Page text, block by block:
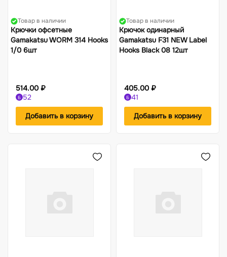
Товар в наличии
Крючки офсетные
Gamakatsu WORM 314 Hooks
1/0 6шт
514.00 ₽
Б 52
Добавить в корзину
Товар в наличии
Крючок одинарный
Gamakatsu F31 NEW Label
Hooks Black 08 12шт
405.00 ₽
Б 41
Добавить в корзину